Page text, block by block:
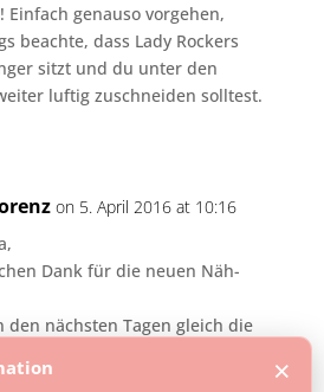
Einfach genauso vorgehen,
beachte, dass Lady Rockers
sitzt und du unter den
luftig zuschneiden solltest.
on 5. April 2016 at 10:16
Dank für die neuen Näh-
den nächsten Tagen gleich die
habe mir bisher nicht getraut,
×